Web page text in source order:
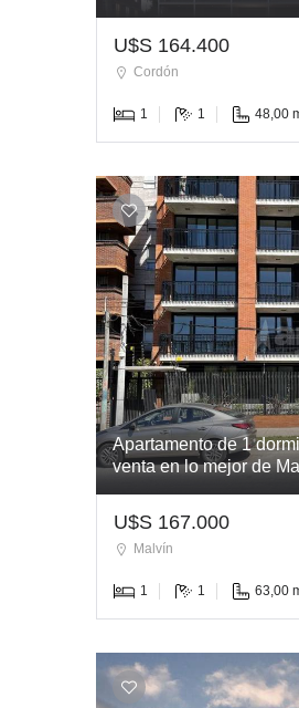
U$S 164.400
Cordón
1 1 48,00
Apartamento de 1
venta en lo mejor de
U$S 167.000
Malvín
1 1 63,00